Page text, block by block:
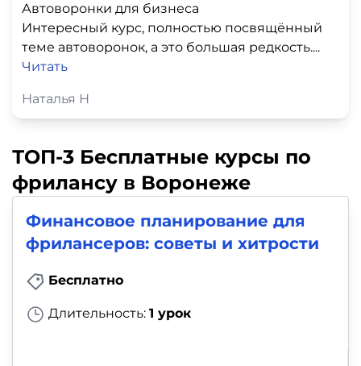
Автоворонки для бизнеса
Интересный курс, полностью посвящённый
теме автоворонок, а это большая редкость....
Читать
Наталья Н
ТОП-3 Бесплатные курсы по
фрилансу в Воронеже
Финансовое планирование для
фрилансеров: советы и хитрости
Бесплатно
Длительность: 1 урок